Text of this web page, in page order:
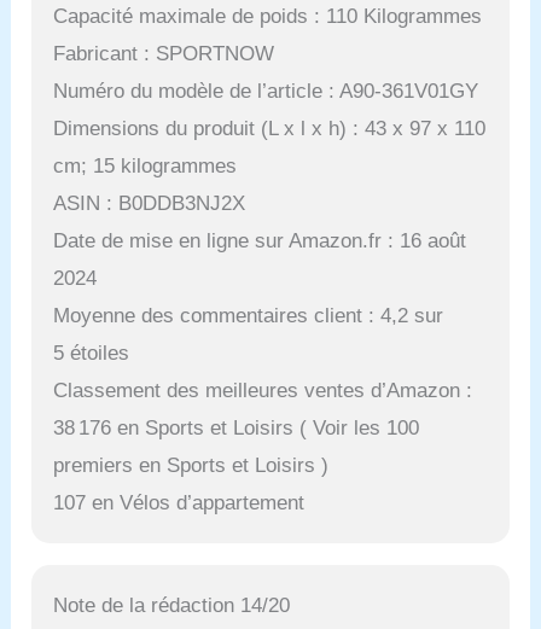
Capacité maximale de poids : 110 Kilogrammes
Fabricant : SPORTNOW
Numéro du modèle de l’article : A90-361V01GY
Dimensions du produit (L x l x h) : 43 x 97 x 110
cm; 15 kilogrammes
ASIN : B0DDB3NJ2X
Date de mise en ligne sur Amazon.fr : 16 août
2024
Moyenne des commentaires client : 4,2 sur
5 étoiles
Classement des meilleures ventes d’Amazon :
38 176 en Sports et Loisirs ( Voir les 100
premiers en Sports et Loisirs )
107 en Vélos d’appartement
Note de la rédaction 14/20